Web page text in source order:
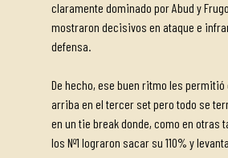
claramente dominado por Abud y
mostraron decisivos en ataque e
defensa.
De hecho, ese buen ritmo les
arriba en el tercer set pero todo se
en un tie break donde, como en otras
los Nº1 lograron sacar su 110% y